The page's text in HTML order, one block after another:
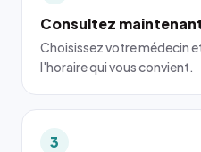
Consultez
Choisissez votre médecin
l'horaire qui vous convient.
3